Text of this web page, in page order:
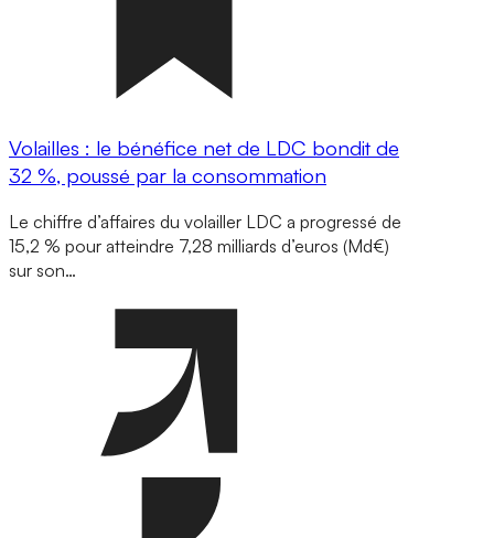
Volailles : le bénéfice net de LDC bondit de
32 %, poussé par la consommation
Le chiffre d’affaires du volailler LDC a progressé de
15,2 % pour atteindre 7,28 milliards d’euros (Md€)
sur son…